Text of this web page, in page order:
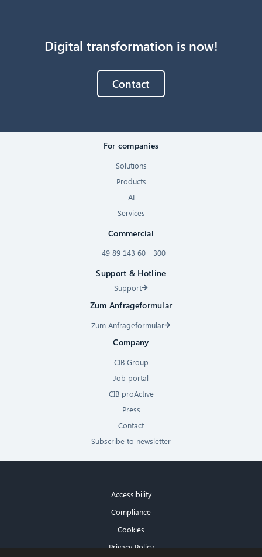
Digital transformation is now!
Contact
For companies
Solutions
Products
AI
Services
Commercial
+49 89 143 60 - 300
Support & Hotline
Support
Zum Anfrageformular
Zum Anfrageformular
Company
CIB Group
Job portal
CIB proActive
Press
Contact
Subscribe to newsletter
Accessibility
Compliance
Cookies
Privacy Policy